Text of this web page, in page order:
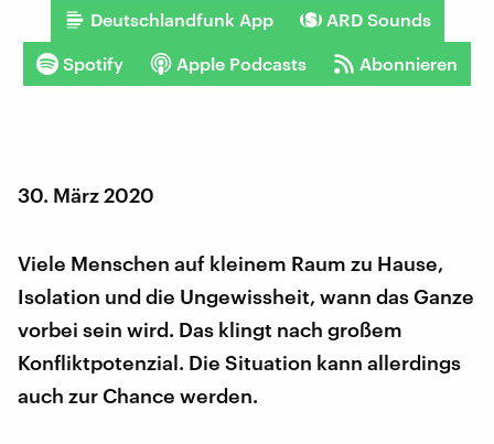
Deutschlandfunk App ARD Sounds
Spotify Apple Podcasts Abonnieren
30. März 2020
Viele Menschen auf kleinem Raum zu Hause,
Isolation und die Ungewissheit, wann das Ganze
vorbei sein wird. Das klingt nach großem
Konfliktpotenzial. Die Situation kann allerdings
auch zur Chance werden.